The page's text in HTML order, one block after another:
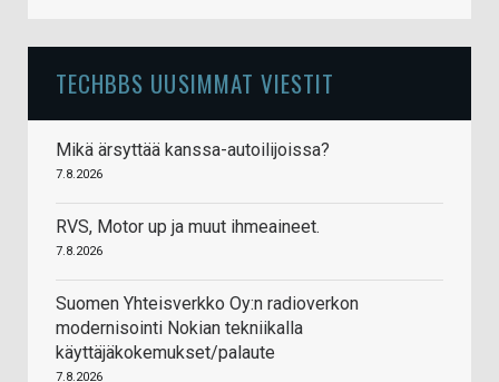
TECHBBS UUSIMMAT VIESTIT
Mikä ärsyttää kanssa-autoilijoissa?
7.8.2026
RVS, Motor up ja muut ihmeaineet.
7.8.2026
Suomen Yhteisverkko Oy:n radioverkon
modernisointi Nokian tekniikalla
käyttäjäkokemukset/palaute
7.8.2026